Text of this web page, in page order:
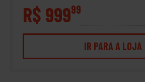
R$ 99999
IR PARA A LOJA